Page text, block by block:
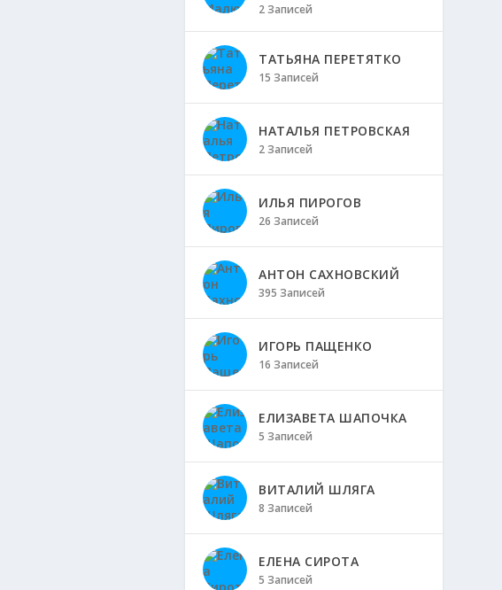
2 Записей
ТАТЬЯНА ПЕРЕТЯТКО
15 Записей
НАТАЛЬЯ ПЕТРОВСКАЯ
2 Записей
ИЛЬЯ ПИРОГОВ
26 Записей
АНТОН САХНОВСКИЙ
395 Записей
ИГОРЬ ПАЩЕНКО
16 Записей
ЕЛИЗАВЕТА ШАПОЧКА
5 Записей
ВИТАЛИЙ ШЛЯГА
8 Записей
ЕЛЕНА СИРОТА
5 Записей